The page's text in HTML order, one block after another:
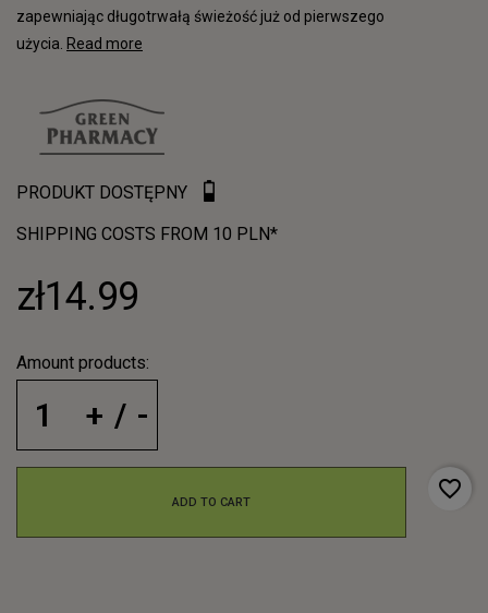
zapewniając długotrwałą świeżość już od pierwszego
użycia. Read more
PRODUKT DOSTĘPNY
SHIPPING COSTS FROM 10 PLN*
zł14.99
Amount products:
ADD TO CART
favorite_border